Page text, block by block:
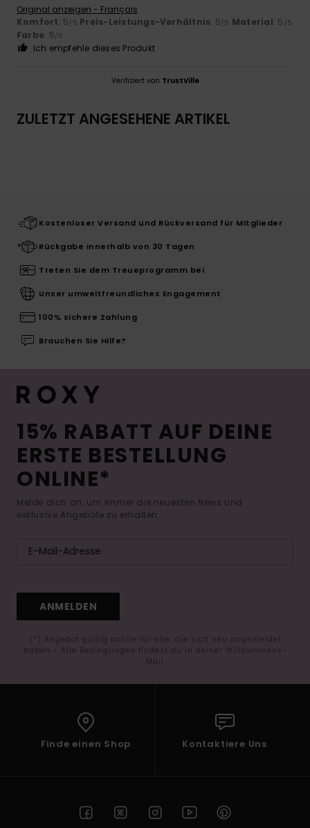
Original anzeigen - Français
Komfort: 5/5 Preis-Leistungs-Verhältnis: 5/5 Material: 5 /5
Farbe: 5/5
Ich empfehle dieses Produkt
Verifiziert von TrustVille
ZULETZT ANGESEHENE ARTIKEL
Kostenloser Versand und Rückversand für Mitglieder
Rückgabe innerhalb von 30 Tagen
Treten Sie dem Treueprogramm bei
Unser umweltfreundliches Engagement
100% sichere Zahlung
Brauchen Sie Hilfe?
15% RABATT AUF DEINE
ERSTE BESTELLUNG
ONLINE*
Melde dich an, um immer die neuesten News und
exklusive Angebote zu erhalten.
ANMELDEN
(*) Angebot gültig online für alle, die sich neu angemeldet
haben - Alle Bedingungen findest du in deiner Willkommens-
Mail
Finde einen Shop Kontaktiere Uns